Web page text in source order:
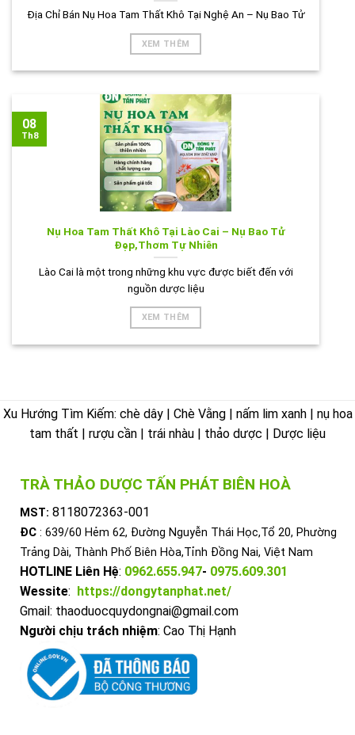
Địa Chỉ Bán Nụ Hoa Tam Thất Khô Tại Nghệ An – Nụ Bao Tử
XEM THÊM
Nụ Hoa Tam Thất Khô Tại Lào Cai – Nụ Bao Tử
Đẹp,Thơm Tự Nhiên
Lào Cai là một trong những khu vực được biết đến với
nguồn dược liệu
XEM THÊM
08
Th8
Xu Hướng Tìm Kiếm: chè dây | Chè Vằng | nấm lim xanh | nụ hoa
tam thất | rượu cần | trái nhàu | thảo dược | Dược liệu
TRÀ THẢO DƯỢC TẤN PHÁT BIÊN HOÀ
MST: 8118072363-001
ĐC : 639/60 Hẻm 62, Đường Nguyễn Thái Học,Tổ 20, Phường
Trảng Dài, Thành Phố Biên Hòa,Tỉnh Đồng Nai, Việt Nam
HOTLINE Liên Hệ: 0962.655.947- 0975.609.301
Wessite: https://dongytanphat.net/
Gmail: thaoduocquydongnai@gmail.com
Người chịu trách nhiệm: Cao Thị Hạnh